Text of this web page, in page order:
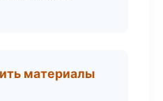
материалы